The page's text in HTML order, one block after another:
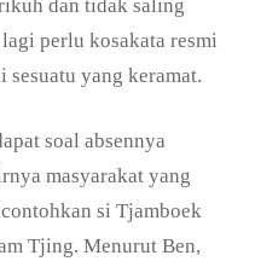
dan tidak saling
perlu kosakata resmi
yang keramat.
soal absennya
masyarakat yang
si Tjamboek
Tjing. Menurut Ben,